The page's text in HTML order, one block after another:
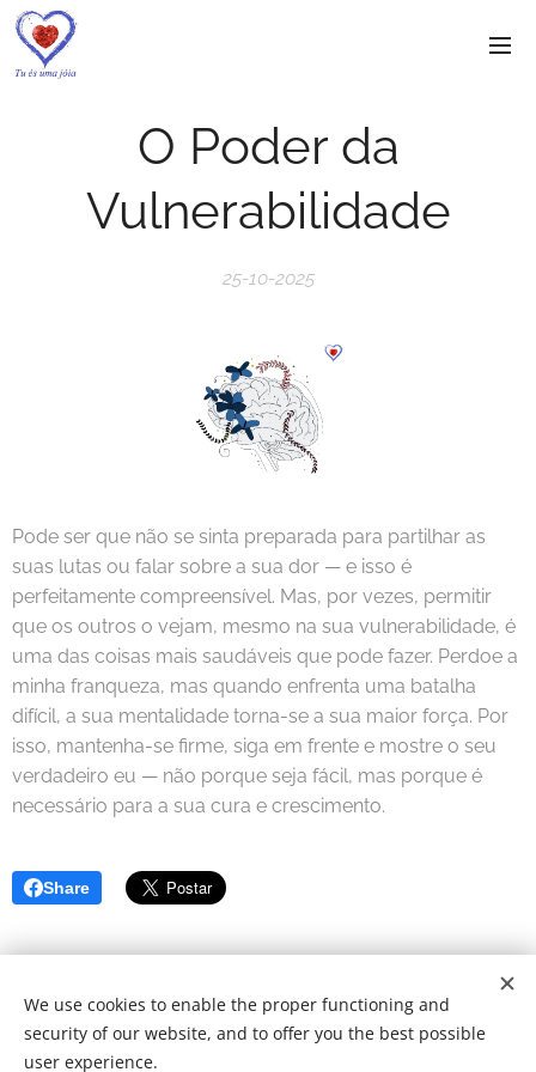
O Poder da
Vulnerabilidade
25-10-2025
Pode ser que não se sinta preparada para partilhar as
suas lutas ou falar sobre a sua dor — e isso é
perfeitamente compreensível. Mas, por vezes, permitir
que os outros o vejam, mesmo na sua vulnerabilidade, é
uma das coisas mais saudáveis que pode fazer. Perdoe a
minha franqueza, mas quando enfrenta uma batalha
difícil, a sua mentalidade torna-se a sua maior força. Por
isso, mantenha-se firme, siga em frente e mostre o seu
verdadeiro eu — não porque seja fácil, mas porque é
necessário para a sua cura e crescimento.
Share
© 2022 Fundação de caridade | Todos os direitos reservados.
We use cookies to enable the proper functioning and
security of our website, and to offer you the best possible
user experience.